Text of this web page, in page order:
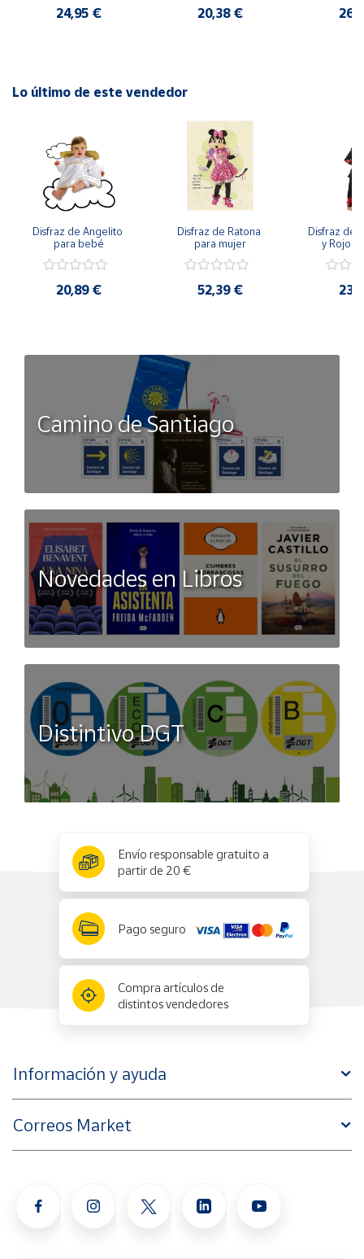
24,95 € 20,38 €
Lo último de este vendedor
Disfraz de Angelito
para bebé
20,89 €
Disfraz de Ratona
para mujer
52,39 €
Disfraz de
y Rojo
Camino de Santiago
Novedades en Libros
Distintivo DGT
Envío responsable gratuito a
partir de 20 €
Pago seguro
Compra artículos de
distintos vendedores
Información y ayuda
Correos Market